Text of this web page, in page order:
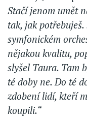
Stačí jenom umět
tak, jak
symfonickém
nějakou kvalitu,
slyšel Taura. Tam
té doby ne. Do té
zdobení lidí, kteří
koupili.“